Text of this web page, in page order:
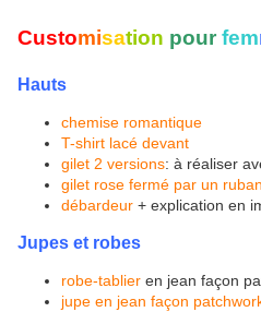
Customisation pour fem
Hauts
chemise romantique
T-shirt lacé devant
gilet 2 versions: à réaliser
gilet rose fermé par un ruban
débardeur + explication en
Jupes et robes
robe-tablier en jean façon
jupe en jean façon